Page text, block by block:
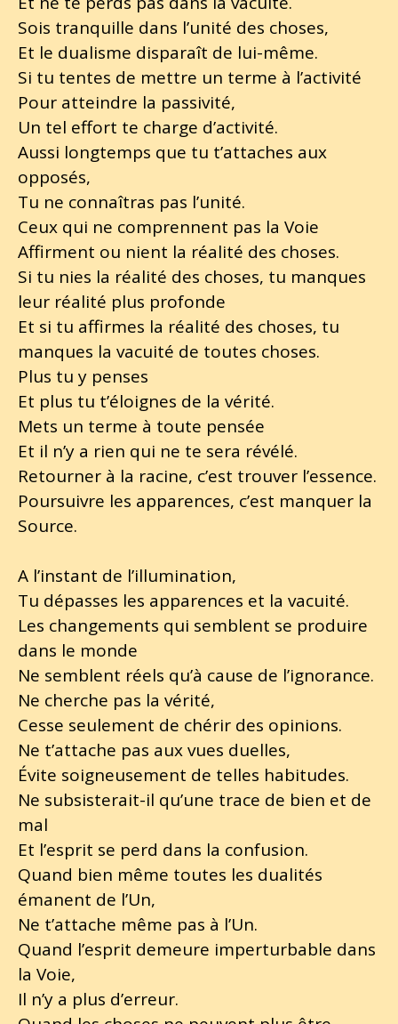
Sois tranquille dans l’unité des choses,
Et le dualisme disparaît de lui-même.
Si tu tentes de mettre un terme à l’activité
Pour atteindre la passivité,
Un tel effort te charge d’activité.
Aussi longtemps que tu t’attaches aux
opposés,
Tu ne connaîtras pas l’unité.
Ceux qui ne comprennent pas la Voie
Affirment ou nient la réalité des choses.
Si tu nies la réalité des choses, tu manques
leur réalité plus profonde
Et si tu affirmes la réalité des choses, tu
manques la vacuité de toutes choses.
Plus tu y penses
Et plus tu t’éloignes de la vérité.
Mets un terme à toute pensée
Et il n’y a rien qui ne te sera révélé.
Retourner à la racine, c’est trouver l’essence.
Poursuivre les apparences, c’est manquer la
Source.
A l’instant de l’illumination,
Tu dépasses les apparences et la vacuité.
Les changements qui semblent se produire
dans le monde
Ne semblent réels qu’à cause de l’ignorance.
Ne cherche pas la vérité,
Cesse seulement de chérir des opinions.
Ne t’attache pas aux vues duelles,
Évite soigneusement de telles habitudes.
Ne subsisterait-il qu’une trace de bien et de
mal
Et l’esprit se perd dans la confusion.
Quand bien même toutes les dualités
émanent de l’Un,
Ne t’attache même pas à l’Un.
Quand l’esprit demeure imperturbable dans
la Voie,
Il n’y a plus d’erreur.